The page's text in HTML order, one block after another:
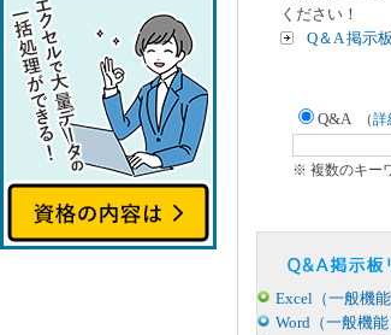
ください！
Q＆A 掲示
Q&A （詳
※ 複数のキー
Excel（一般機能
Word（一般機能